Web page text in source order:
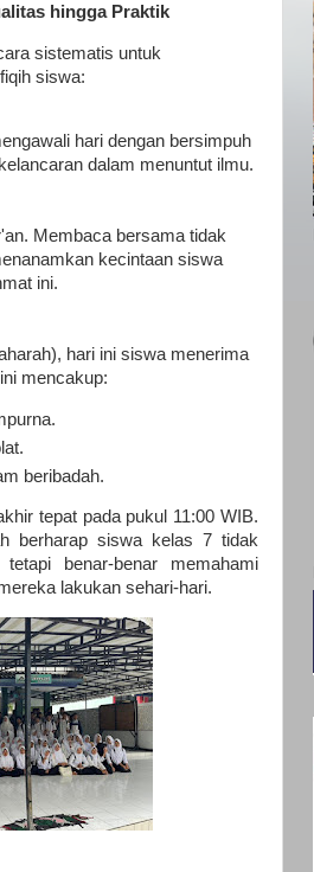
hingga Praktik
sistematis untuk
siswa:
hari dengan bersimpuh
dalam menuntut ilmu.
Membaca bersama tidak
kecintaan siswa
ini.
hari ini siswa menerima
mencakup:
beribadah.
tepat pada pukul 11:00 WIB.
berharap siswa kelas 7 tidak
benar-benar memahami
lakukan sehari-hari.